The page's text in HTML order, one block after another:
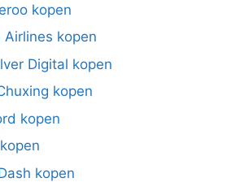
kopen
kopen
Digital kopen
kopen
kopen
kopen